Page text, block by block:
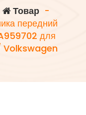
Товар-
передний
для
Volkswagen